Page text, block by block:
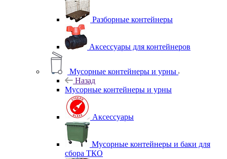
Разборные контейнеры
Аксессуары для контейнеров
Мусорные контейнеры и урны
Назад
Мусорные контейнеры и урны
Аксессуары
Мусорные контейнеры и баки для
сбора ТКО